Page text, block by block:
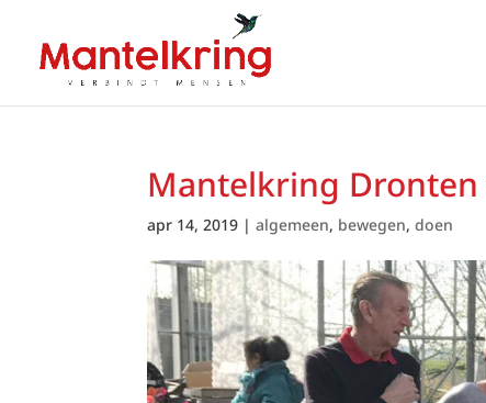
Mantelkring
apr 14, 2019 |algemeen, bewegen,doen